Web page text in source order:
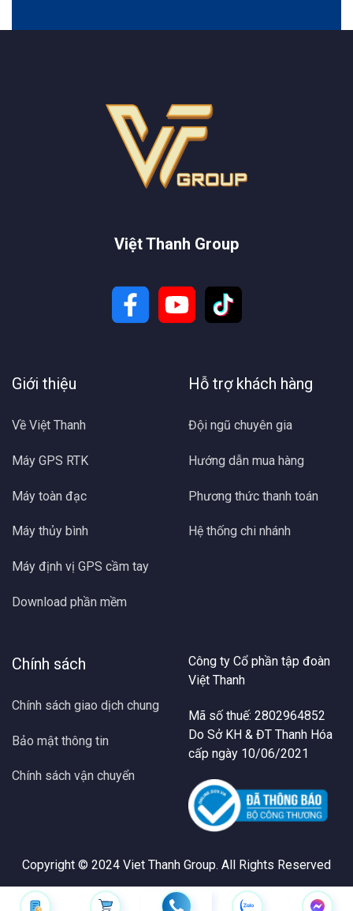
Việt Thanh Group
Giới thiệu
Về Việt Thanh
Máy GPS RTK
Máy toàn đạc
Máy thủy bình
Máy định vị GPS cầm tay
Download phần mềm
Hỗ trợ khách hàng
Đội ngũ chuyên gia
Hướng dẫn mua hàng
Phương thức thanh toán
Hệ thống chi nhánh
Chính sách
Chính sách giao dịch chung
Bảo mật thông tin
Chính sách vận chuyển
Công ty Cổ phần tập đoàn
Việt Thanh
Mã số thuế: 2802964852
Do Sở KH & ĐT Thanh Hóa
cấp ngày 10/06/2021
Copyright © 2024 Viet Thanh Group. All Rights Reserved